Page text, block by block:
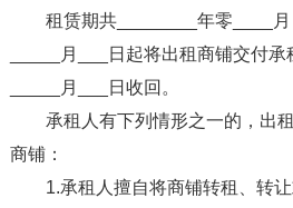
租赁期共________年零____
_____月___日起将出租商铺交付
_____月___日收回。
承租人有下列情形之一的，出
商铺：
1.承租人擅自将商铺转租、转